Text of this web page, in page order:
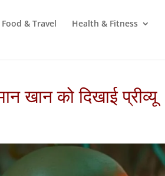
Food & Travel Health & Fitness
खान को दिखाई प्रीव्यू